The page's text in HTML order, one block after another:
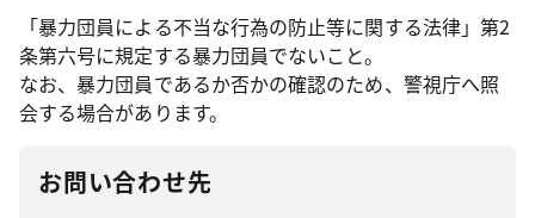
「暴力団員による不当な行為の防止等に関する法律」第2
条第六号に規定する暴力団員でないこと。
なお、暴力団員であるか否かの確認のため、警視庁へ照
会する場合があります。
お問い合わせ先